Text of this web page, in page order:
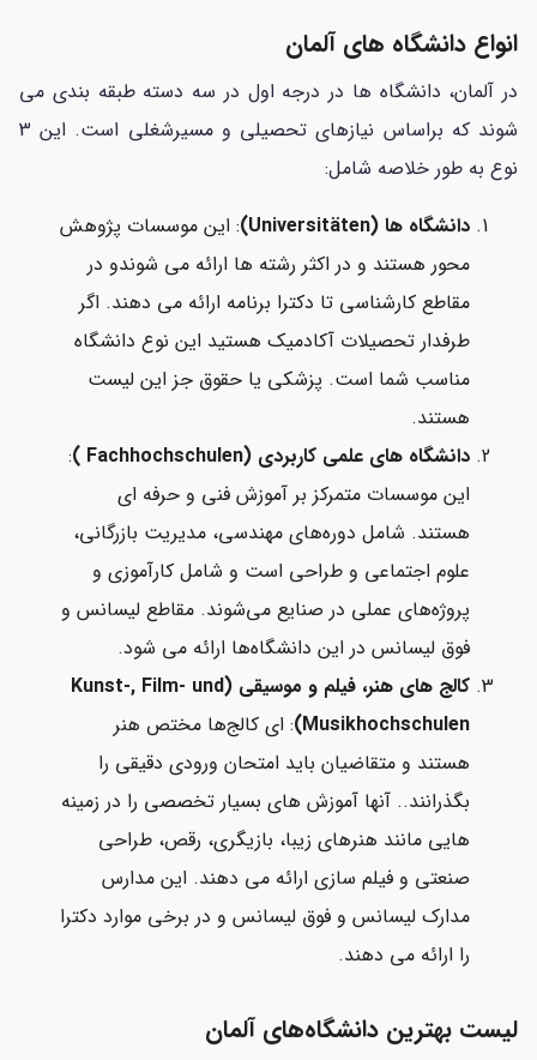
انواع دانشگاه های آلمان
در آلمان، دانشگاه ها در درجه اول در سه دسته طبقه بندی می
شوند که براساس نیازهای تحصیلی و مسیرشغلی است. این 3
نوع به طور خلاصه شامل:
دانشگاه ها (Universitäten)
: این موسسات پژوهش
محور هستند و در اکثر رشته ها ارائه می شوندو در
مقاطع کارشناسی تا دکترا برنامه ارائه می دهند. اگر
طرفدار تحصیلات آکادمیک هستید این نوع دانشگاه
مناسب شما است. پزشکی یا حقوق جز این لیست
هستند.
دانشگاه های علمی کاربردی (Fachhochschulen )
:
این موسسات متمرکز بر آموزش فنی و حرفه ای
هستند. شامل دوره‌‌های مهندسی، مدیریت بازرگانی،
علوم اجتماعی و طراحی است و شامل کارآموزی و
پروژه‌های عملی در صنایع می‌شوند. مقاطع لیسانس و
فوق لیسانس در این دانشگاه‌ها ارائه می شود.
کالج های هنر، فیلم و موسیقی (Kunst-, Film- und
Musikhochschulen) : ای کالج‌ها مختص هنر
هستند و متقاضیان باید امتحان ورودی دقیقی را
بگذرانند.. آنها آموزش های بسیار تخصصی را در زمینه
هایی مانند هنرهای زیبا، بازیگری، رقص، طراحی
صنعتی و فیلم سازی ارائه می دهند. این مدارس
مدارک لیسانس و فوق لیسانس و در برخی موارد دکترا
را ارائه می دهند.
لیست بهترین دانشگاه‌های آلمان